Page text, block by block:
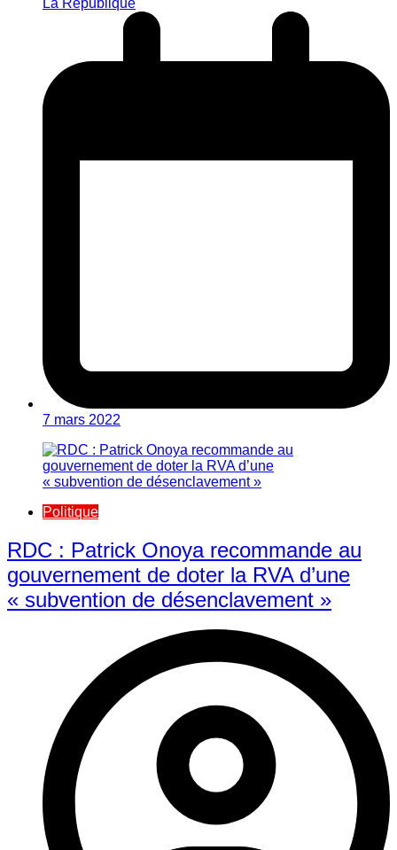
7 mars 2022
Politique
RDC : Patrick Onoya recommande au
gouvernement de doter la RVA d’une
« subvention de désenclavement »